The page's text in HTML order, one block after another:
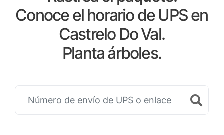
Conoce el horario de UPS en
Castrelo Do Val.
Planta árboles.